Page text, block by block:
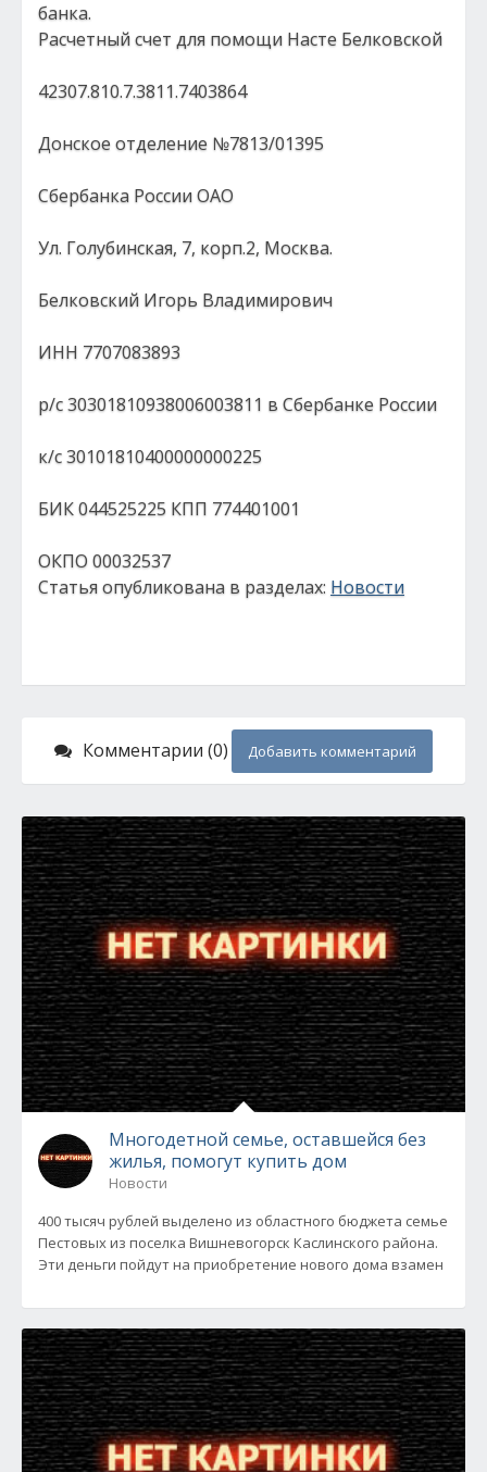
банка.
Расчетный счет для помощи Насте Белковской
42307.810.7.3811.7403864
Донское отделение №7813/01395
Сбербанка России ОАО
Ул. Голубинская, 7, корп.2, Москва.
Белковский Игорь Владимирович
ИНН 7707083893
р/с 30301810938006003811 в Сбербанке России
к/с 30101810400000000225
БИК 044525225 КПП 774401001
ОКПО 00032537
Статья опубликована в разделах: Новости
Комментарии (0) Добавить комментарий
Многодетной семье, оставшейся без
жилья, помогут купить дом
Новости
400 тысяч рублей выделено из областного бюджета семье
Пестовых из поселка Вишневогорск Каслинского района.
Эти деньги пойдут на приобретение нового дома взамен